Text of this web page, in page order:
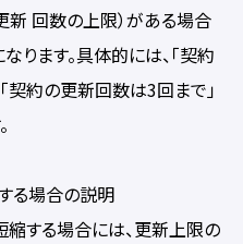
回数の上限）がある場合
ります。具体的には、「契約
契約の更新回数は3回まで」
る場合の説明
する場合には、更新上限の